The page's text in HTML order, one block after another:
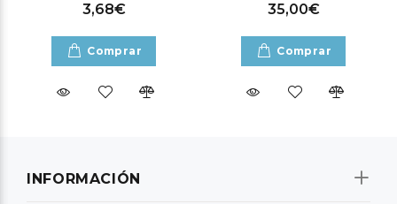
3,68€
Comprar
35,00€
Comprar
INFORMACIÓN